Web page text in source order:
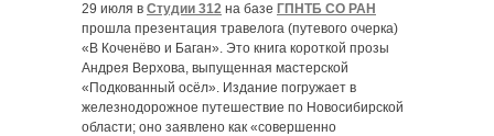
29 июля в Студии 312 на базе ГПНТБ СО РАН
прошла презентация травелога (путевого очерка)
«В Коченёво и Баган». Это книга короткой прозы
Андрея Верхова, выпущенная мастерской
«Подкованный осёл». Издание погружает в
железнодорожное путешествие по Новосибирской
области; оно заявлено как «совершенно